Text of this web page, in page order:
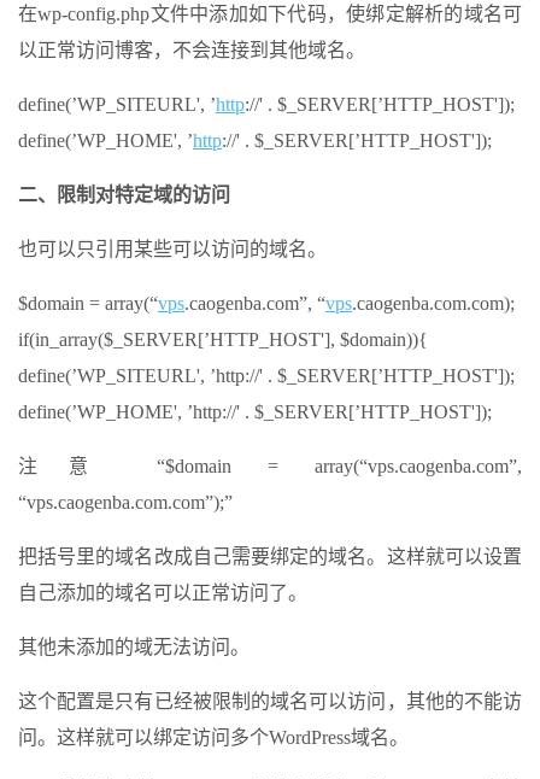
在wp-config.php文件中添加如下代码，使绑定解析的域名可
以正常访问博客，不会连接到其他域名。
define(’WP_SITEURL', ’http://' . $_SERVER[’HTTP_HOST']);
define(’WP_HOME', ’http://' . $_SERVER[’HTTP_HOST']);
二、限制对特定域的访问
也可以只引用某些可以访问的域名。
$domain = array(“vps.caogenba.com”, “vps.caogenba.com.com);
if(in_array($_SERVER[’HTTP_HOST'], $domain)){
define(’WP_SITEURL', ’http://' . $_SERVER[’HTTP_HOST']);
define(’WP_HOME', ’http://' . $_SERVER[’HTTP_HOST']);
注意 “$domain = array(“vps.caogenba.com”,
“vps.caogenba.com.com”);”
把括号里的域名改成自己需要绑定的域名。这样就可以设置
自己添加的域名可以正常访问了。
其他未添加的域无法访问。
这个配置是只有已经被限制的域名可以访问，其他的不能访
问。这样就可以绑定访问多个WordPress域名。